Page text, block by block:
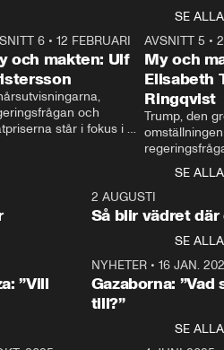
SE ALLA
27:30
6 •12 FEBRUARI
och makten: Ulf
och
står i fokus i
ställer
Ulf Kristersson
AVSNITT 5 •
My och
Elisabeth
Ringqvist
Trump, den
centrum i
avsnittet av
Makten”. Se
Aftonbladets
Rohwedder
Thand Ring
SE ALLA
2 AUGUSTI
Så blir vädret där
SE ALLA
”Vill
NYHETER• 16 JAN.
Gazaborna:
till?”
SE ALLA